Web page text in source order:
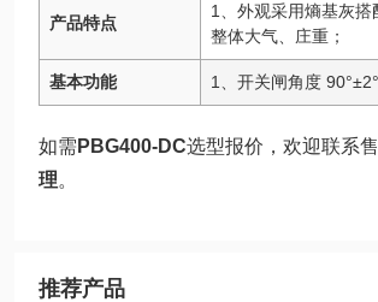
产品特点
1、外观采用熵基灰搭
整体大气、庄重；
基本功能 1、开关闸角度 90°±2°
如需 PBG400-DC选型报价，欢迎联系
理。
推荐产品